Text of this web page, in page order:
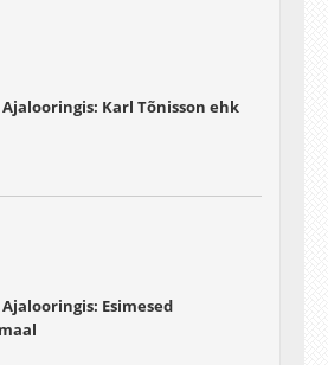
Karl Tõnisson ehk
Esimesed